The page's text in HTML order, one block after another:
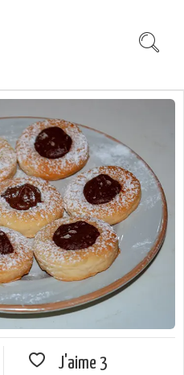
J'aime 3